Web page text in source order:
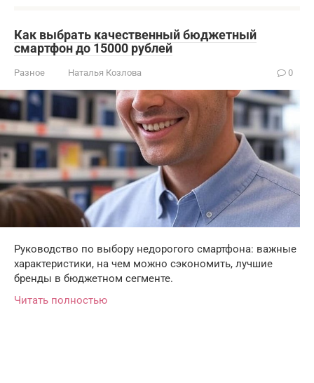
Как выбрать качественный бюджетный
смартфон до 15000 рублей
Разное Наталья Козлова 0
Руководство по выбору недорогого смартфона: важные
характеристики, на чем можно сэкономить, лучшие
бренды в бюджетном сегменте.
Читать полностью